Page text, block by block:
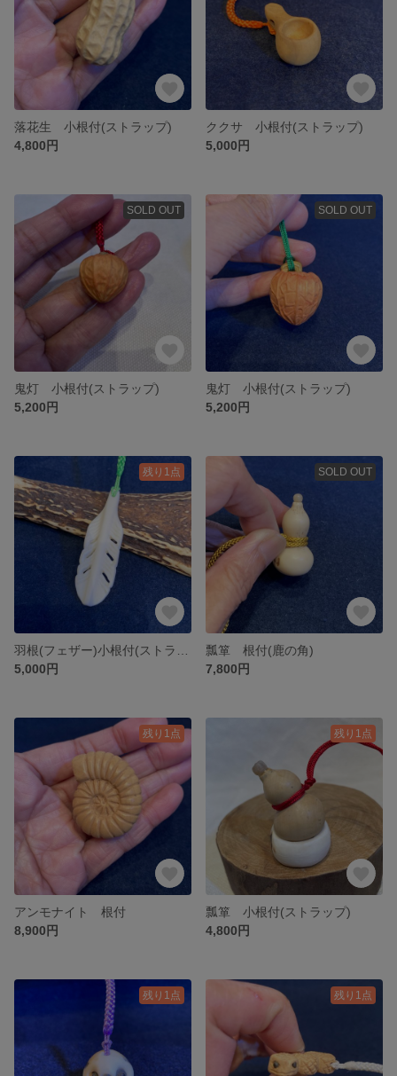
落花生 小根付(ストラップ)
4,800円
ククサ 小根付(ストラップ)
5,000円
SOLD OUT
鬼灯 小根付(ストラップ)
5,200円
SOLD OUT
鬼灯 小根付(ストラップ)
5,200円
残り1点
5,000円
SOLD OUT
瓢箪 根付(鹿の角)
7,800円
残り1点
アンモナイト 根付
8,900円
残り1点
瓢箪 小根付(ストラップ)
4,800円
残り1点 残り1点